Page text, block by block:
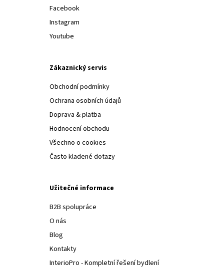
Facebook
Instagram
Youtube
Zákaznický servis
Obchodní podmínky
Ochrana osobních údajů
Doprava & platba
Hodnocení obchodu
Všechno o cookies
Často kladené dotazy
Užitečné informace
B2B spolupráce
O nás
Blog
Kontakty
InterioPro - Kompletní řešení bydlení